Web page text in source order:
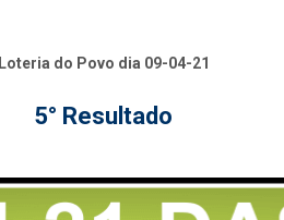
Loteria do Povo dia 09-04-21
5° Resultado